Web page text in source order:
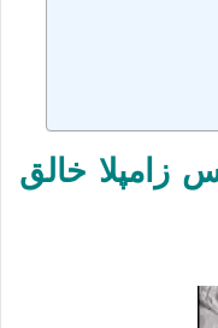
زامپلا خالق